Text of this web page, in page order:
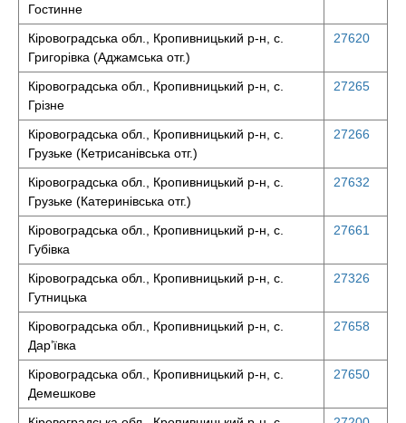
Гостинне
Кіровоградська обл., Кропивницький р-н, с.
Григорівка (Аджамська отг.)
27620
Кіровоградська обл., Кропивницький р-н, с.
Грізне
27265
Кіровоградська обл., Кропивницький р-н, с.
Грузьке (Кетрисанівська отг.)
27266
Кіровоградська обл., Кропивницький р-н, с.
Грузьке (Катеринівська отг.)
27632
Кіровоградська обл., Кропивницький р-н, с.
Губівка
27661
Кіровоградська обл., Кропивницький р-н, с.
Гутницька
27326
Кіровоградська обл., Кропивницький р-н, с.
Дар’ївка
27658
Кіровоградська обл., Кропивницький р-н, с.
Демешкове
27650